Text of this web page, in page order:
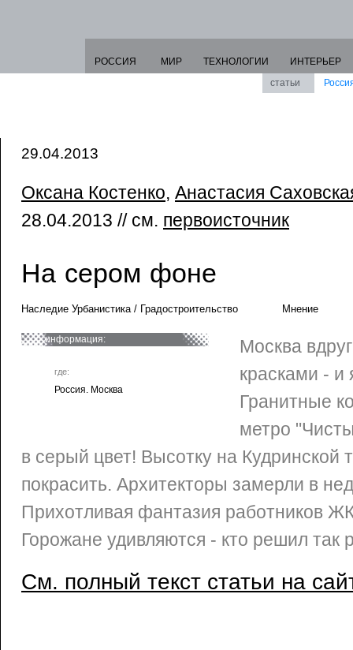
РОССИЯ МИР ТЕХНОЛОГИИ
ИНТЕРЬЕР
статьи
29.04.2013
Оксана Костенко, Анастасия
28.04.2013 // см. первоисточник
На сером фоне
Наследие Урбанистика / Градостроительство Мнение
информация:
где:
Россия. Москва
Москва
красками -
Гранитные
метро
в серый цвет! Высотку на Кудринской
покрасить. Архитекторы замерли в
Прихотливая фантазия работников
Горожане удивляются - кто решил так
См. полный текст статьи на